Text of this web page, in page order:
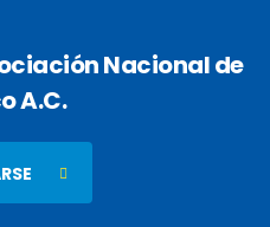
Nacional de
A.C.